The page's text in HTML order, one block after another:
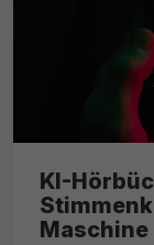
KI-
Maschine